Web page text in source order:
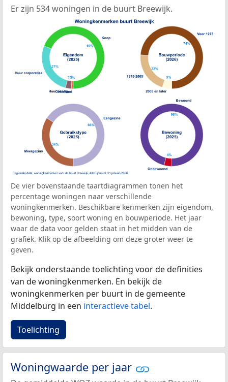
Er zijn 534 woningen in de buurt Breewijk.
De vier bovenstaande taartdiagrammen tonen het
percentage woningen naar verschillende
woningkenmerken. Beschikbare kenmerken zijn eigendom,
bewoning, type, soort woning en bouwperiode. Het jaar
waar de data voor gelden staat in het midden van de
grafiek. Klik op de afbeelding om deze groter weer te
geven.
Bekijk onderstaande toelichting voor de definities
van de woningkenmerken. En bekijk de
woningkenmerken per buurt in de gemeente
Middelburg in een interactieve tabel.
Toelichting
Woningwaarde per jaar